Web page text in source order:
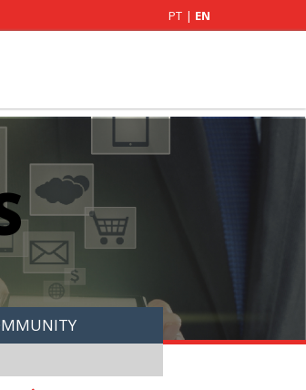
PT | EN